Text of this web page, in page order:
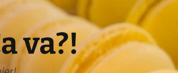
va?!